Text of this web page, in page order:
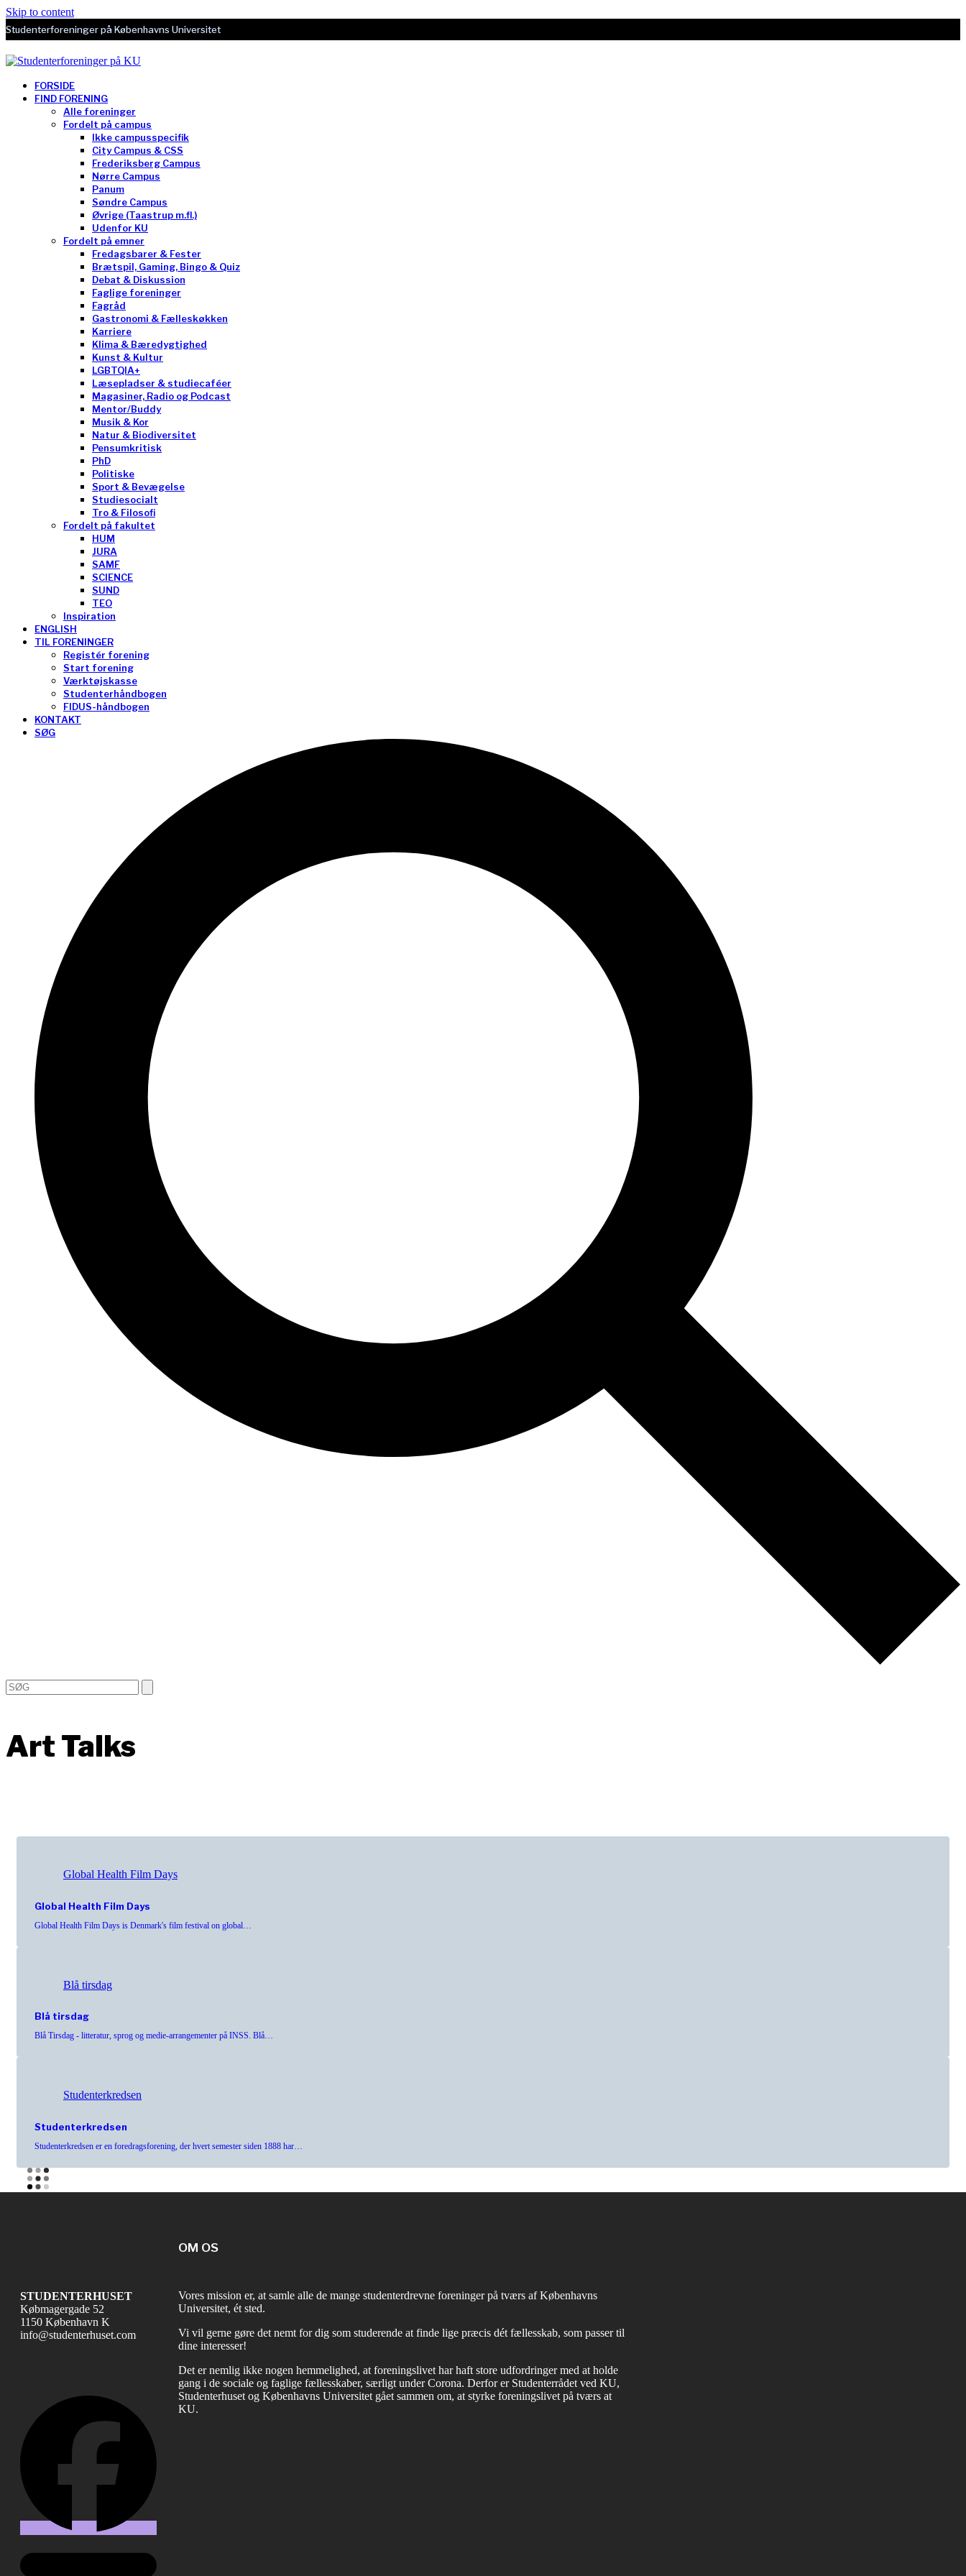
Skip to content
Studenterforeninger på Københavns Universitet
FORSIDE
FIND FORENING
Alle foreninger
Fordelt på campus
Ikke campusspecifik
City Campus & CSS
Frederiksberg Campus
Nørre Campus
Panum
Søndre Campus
Øvrige (Taastrup m.fl.)
Udenfor KU
Fordelt på emner
Fredagsbarer & Fester
Brætspil, Gaming, Bingo & Quiz
Debat & Diskussion
Faglige foreninger
Fagråd
Gastronomi & Fælleskøkken
Karriere
Klima & Bæredygtighed
Kunst & Kultur
LGBTQIA+
Læsepladser & studiecaféer
Magasiner, Radio og Podcast
Mentor/Buddy
Musik & Kor
Natur & Biodiversitet
Pensumkritisk
PhD
Politiske
Sport & Bevægelse
Studiesocialt
Tro & Filosofi
Fordelt på fakultet
HUM
JURA
SAMF
SCIENCE
SUND
TEO
Inspiration
ENGLISH
TIL FORENINGER
Registér forening
Start forening
Værktøjskasse
Studenterhåndbogen
FIDUS-håndbogen
KONTAKT
SØG
Open
mobile
Close
mobile
Search
Art Talks
Global Health Film Days
Global Health Film Days
Global Health Film Days is Denmark's film festival on global…
Blå tirsdag
Blå tirsdag
Blå Tirsdag - litteratur, sprog og medie-arrangementer på INSS. Blå…
Studenterkredsen
Studenterkredsen
Studenterkredsen er en foredragsforening, der hvert semester siden 1888 har…
STUDENTERHUSET
Købmagergade 52
1150 København K
info@studenterhuset.com
Facebook
OM OS
Vores mission er, at samle alle de mange studenterdrevne foreninger på tværs af Københavns
Universitet, ét sted.
Vi vil gerne gøre det nemt for dig som studerende at finde lige præcis dét fællesskab, som passer til
dine interesser!
Det er nemlig ikke nogen hemmelighed, at foreningslivet har haft store udfordringer med at holde
gang i de sociale og faglige fællesskaber, særligt under Corona. Derfor er Studenterrådet ved KU,
Studenterhuset og Københavns Universitet gået sammen om, at styrke foreningslivet på tværs at
KU.